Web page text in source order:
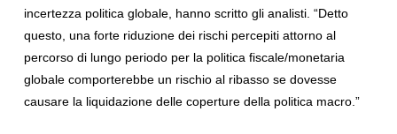
incertezza politica globale, hanno scritto gli analisti. “Detto
questo, una forte riduzione dei rischi percepiti attorno al
percorso di lungo periodo per la politica fiscale/monetaria
globale comporterebbe un rischio al ribasso se dovesse
causare la liquidazione delle coperture della politica macro.”